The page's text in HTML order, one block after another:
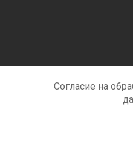
Согласие на